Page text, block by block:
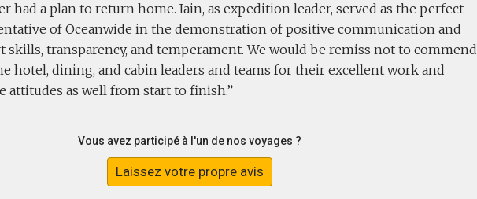
had a plan to return home. Iain, as expedition leader, served as the perfect
of Oceanwide in the demonstration of positive communication and
skills, transparency, and temperament. We would be remiss not to commend
hotel, dining, and cabin leaders and teams for their excellent work and
attitudes as well from start to finish.
Vous avez participé à l'un de nos voyages ?
Laissez votre propre avis